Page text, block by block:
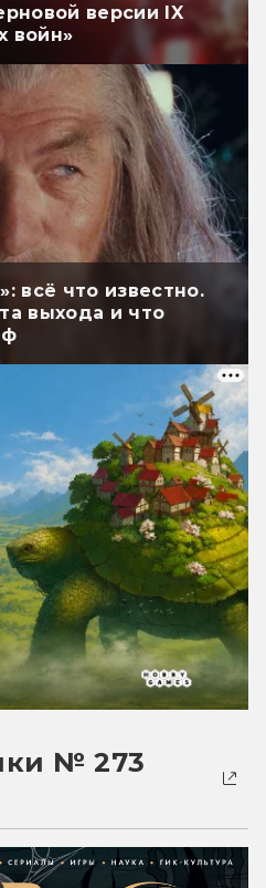
версии IX
войн»
всё что известно.
выхода и что
№ 273